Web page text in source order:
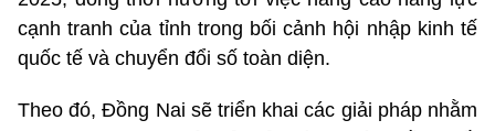
cạnh tranh của tỉnh trong bối cảnh hội nhập kinh tế
quốc tế và chuyển đổi số toàn diện.
Theo đó, Đồng Nai sẽ triển khai các giải pháp nhằm